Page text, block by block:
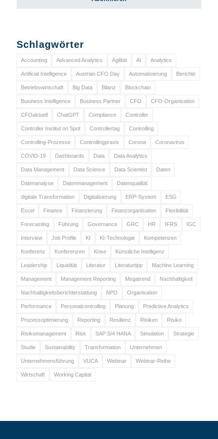
Schlagwörter
Accounting Advanced Analytics Agilität AI Analytics
Artificial Intelligence Austrian CFO Day Automatisierung Berichte
Betriebswirtschaft Big Data Bilanz Blockchain
Business Intelligence Business Partner CFO CFO-Organisation
CFOaktuell ChatGPT Compliance Controller
Controller Institut on Spot Controllertag Controlling
Controlling-Prozesse Controllingpraxis Corona Coronavirus
COVID-19 Dashboards Data Data Analytics
Data Management Data Science Data Scientist Daten
Datenanalyse Datenmanagement Datenqualität
digitale Transformation Digitalisierung ERP-System ESG
Excel Finance Finanzierung Finanzorganisation Flexibilität
Forecasting Führung Governance GRC HR IFRS IGC
Interview Job Profile KI KI-Technologie Kompetenzen
Konferenz Konferenzen Krise Künstliche Intelligenz
Leadership Liquidität Literatur Literaturtipp Machine Learning
Management Management Reporting Megatrend Nachhaltigkeit
Nachhaltigkeitsberichterstattung NPO Organisation
Performance Personalcontrolling Planung Predictive Analytics
Prozessoptimierung Reporting Resilienz Risiken Risiko
Risikomanagement Risk SAP S/4 HANA Simulation Strategie
Studie Sustainability Transformation Unternehmen
Unternehmensführung VUCA Webinar Webinar-Reihe
Wirtschaft Working Capital